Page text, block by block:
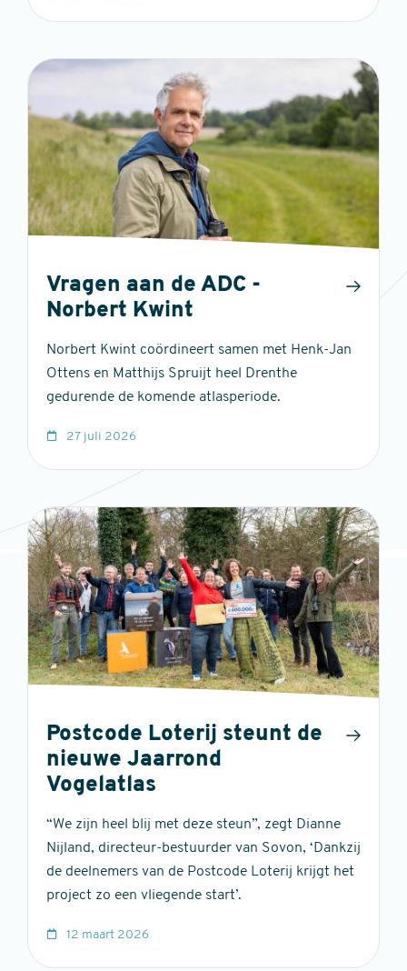
Vragen aan de ADC -
Norbert Kwint
Norbert Kwint coördineert samen met Henk-Jan
Ottens en Matthijs Spruijt heel Drenthe
gedurende de komende atlasperiode.
27 juli 2026
Postcode Loterij steunt de
nieuwe Jaarrond
Vogelatlas
“We zijn heel blij met deze steun”, zegt Dianne
Nijland, directeur-bestuurder van Sovon, ‘Dankzij
de deelnemers van de Postcode Loterij krijgt het
project zo een vliegende start’.
12 maart 2026